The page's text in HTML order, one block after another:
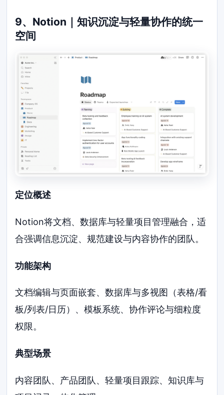
9、Notion｜知识沉淀与轻量协作的统一
空间
定位概述
Notion将文档、数据库与轻量项目管理融合，适
合强调信息沉淀、规范建设与内容协作的团队。
功能架构
文档编辑与页面嵌套、数据库与多视图（表格/看
板/列表/日历）、模板系统、协作评论与细粒度
权限。
典型场景
内容团队、产品团队、轻量项目跟踪、知识库与